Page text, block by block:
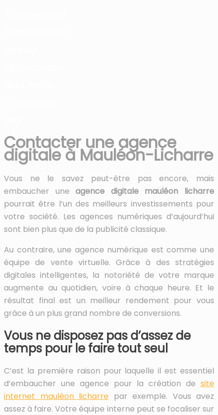
Contacter une agence
digitale à Mauléon-Licharre
Vous ne le savez peut-être pas encore, mais
embaucher uneagence digitale mauléon licharre
pourrait être l’un des meilleurs investissements pour
votre société. Les agences numériques d’aujourd’hui
sont bien plus que de la publicité classique.
Au contraire, une agence numérique est comme une
équipe de vente virtuelle. Grâce à des stratégies
digitales intelligentes, la notoriété de votre marque
augmente au quotidien, voire à chaque heure. Et le
résultat final est un meilleur rendement pour vous
grâce à un plus grand nombre de conversions.
Vous ne disposez pas d’assez de
temps pour le faire tout seul
C’est la première raison pour laquelle il est essentiel
d’embaucher une agence pour la création de site
internet mauléon licharre par exemple. Vous avez
assez à faire. Votre équipe interne peut se focaliser sur